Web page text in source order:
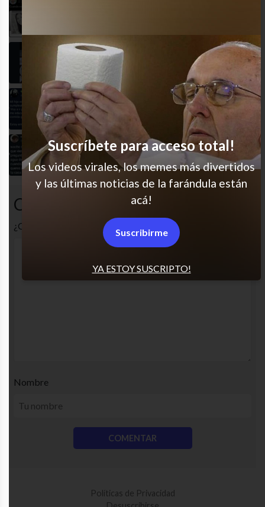
¡Qué genia!
Orgullosísima
Inesperado, jaja
Comentarios
¿Cuál es tu opinión? Comenta!
Nombre
Políticas de Privacidad
YA ESTOY SUSCRIPTO!
Suscríbete para acceso total!
Los videos virales, los memes más divertidos
y las últimas noticias de la farándula están
acá!
Suscribirme